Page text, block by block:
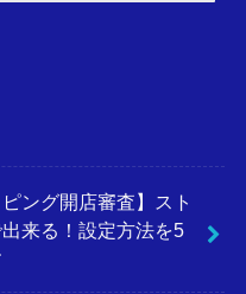
ピング開店審査】スト
来る！設定方法を5